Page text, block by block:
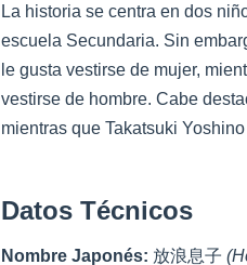
La historia se centra en dos
escuela Secundaria. Sin
le gusta vestirse de mujer,
vestirse de hombre. Cabe
mientras que Takatsuki
Datos Técnicos
Nombre Japonés: 放浪息子